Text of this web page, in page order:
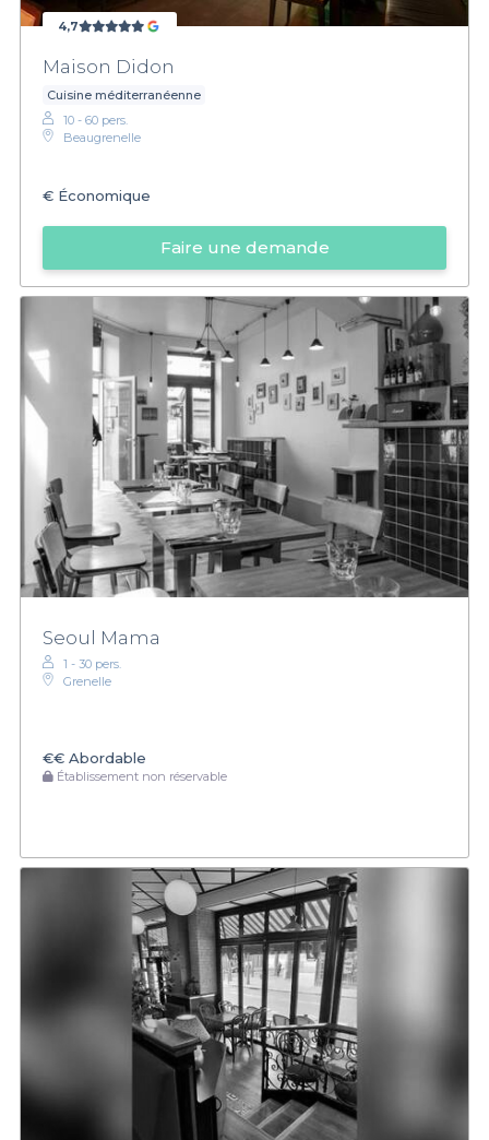
4,7
Maison Didon
Cuisine méditerranéenne
10 - 60 pers.
Beaugrenelle
€ Économique
Faire une demande
Seoul Mama
1 - 30 pers.
Grenelle
€€ Abordable
Établissement non réservable